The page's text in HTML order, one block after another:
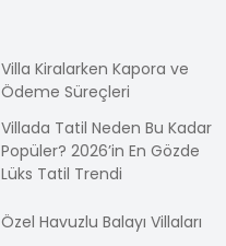
Villa Kiralarken Kapora ve
Ödeme Süreçleri
Villada Tatil Neden Bu Kadar
Popüler? 2026’in En Gözde
Lüks Tatil Trendi
Özel Havuzlu Balayı Villaları